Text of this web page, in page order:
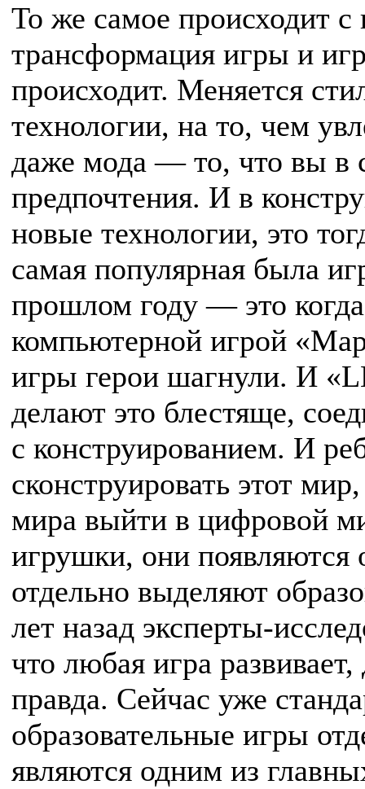
То же самое происходит
трансформация игры и
происходит. Меняется
технологии, на то, чем
даже мода — то, что вы в
предпочтения. И в
новые технологии, это
самая популярная была
прошлом году — это
компьютерной игрой
игры герои шагнули. И
делают это блестяще,
с конструированием. И
сконструировать этот
мира выйти в цифровой
игрушки, они появляются
отдельно выделяют
лет назад эксперты-
что любая игра
правда. Сейчас уже
образовательные игры
являются одним из